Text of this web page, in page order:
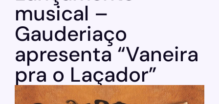
musical –
Gauderiaço
apresenta “Vaneira
pra o Laçador”